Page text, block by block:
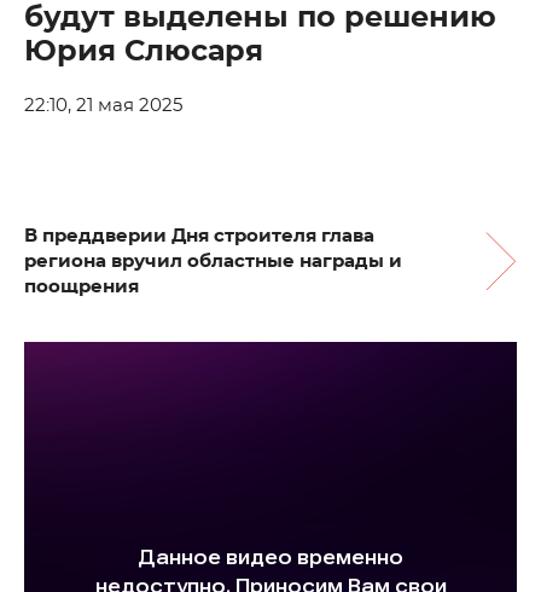
будут выделены по решению
Юрия Слюсаря
22:10, 21 мая 2025
В преддверии Дня строителя глава
региона вручил областные награды и
поощрения